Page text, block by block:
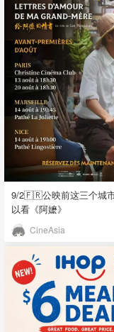
9/2🇫🇷公映前这三个城
以看《阿嬷》
CineAsia